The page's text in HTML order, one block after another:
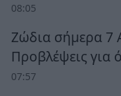
08:05
Ζώδια σήμερα 7
Προβλέψεις για
07:57